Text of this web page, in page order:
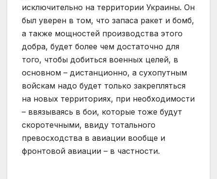
исключительно на территории Украины. Он
был уверен в том, что запаса ракет и бомб,
а также мощностей производства этого
добра, будет более чем достаточно для
того, чтобы добиться военных целей, в
основном – дистанционно, а сухопутным
войскам надо будет только закрепляться
на новых территориях, при необходимости
– ввязываясь в бои, которые тоже будут
скоротечными, ввиду тотального
превосходства в авиации вообще и
фронтовой авиации – в частности.